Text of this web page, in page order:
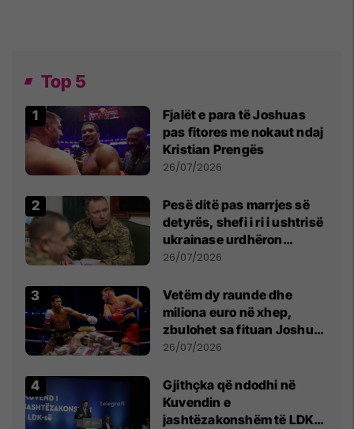
Top 5
Fjalët e para të Joshuas
pas fitores me nokaut ndaj
Kristian Prengës
26/07/2026
Pesë ditë pas marrjes së
detyrës, shefi i ri i ushtrisë
ukrainase urdhëron
kontroll të madh
26/07/2026
Vetëm dy raunde dhe
miliona euro në xhep,
zbulohet sa fituan Joshua
e Prenga
26/07/2026
Gjithçka që ndodhi në
Kuvendin e
jashtëzakonshëm të LDK-